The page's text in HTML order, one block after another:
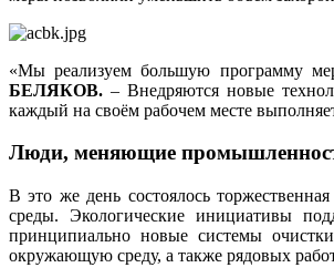
«Мы реализуем большую программу
БЕЛЯКОВ. – Внедряются новые
каждый на своём рабочем месте
Люди, меняющие
В это же день состоялось
среды. Экологические инициативы
принципиально новые системы
окружающую среду, а также рядовых